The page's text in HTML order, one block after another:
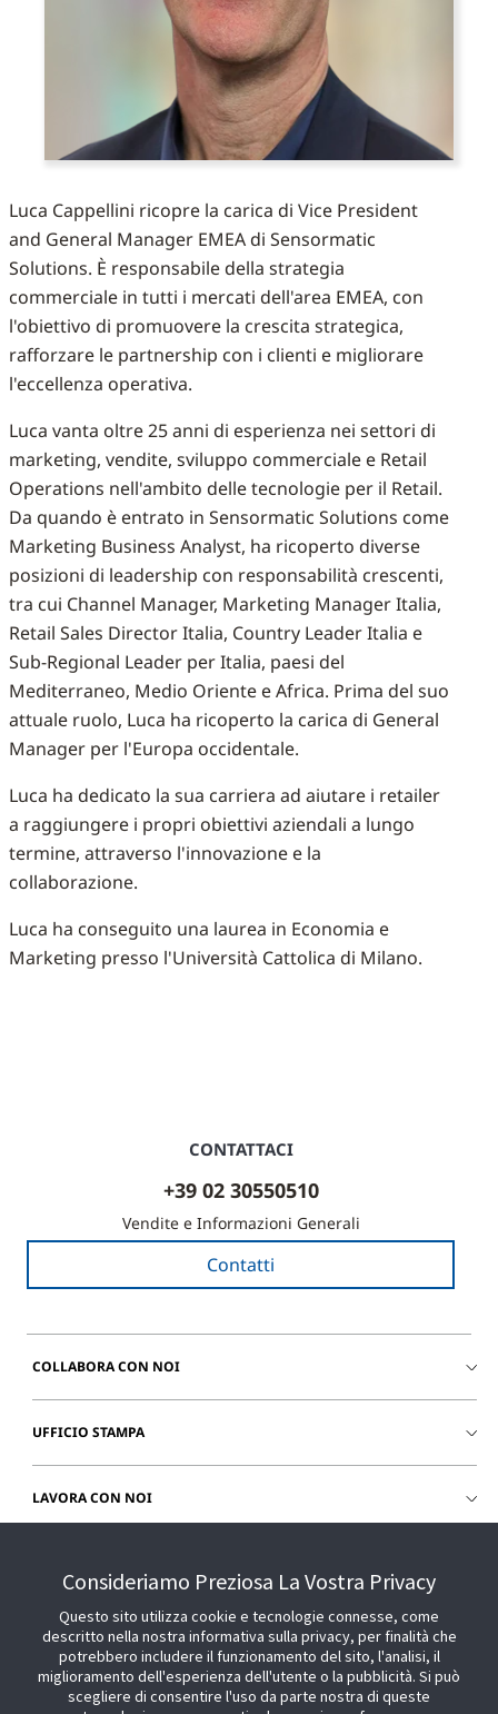
Luca Cappellini ricopre la carica di Vice President
and General Manager EMEA di Sensormatic
Solutions. È responsabile della strategia
commerciale in tutti i mercati dell'area EMEA, con
l'obiettivo di promuovere la crescita strategica,
rafforzare le partnership con i clienti e migliorare
l'eccellenza operativa.
Luca vanta oltre 25 anni di esperienza nei settori di
marketing, vendite, sviluppo commerciale e Retail
Operations nell'ambito delle tecnologie per il Retail.
Da quando è entrato in Sensormatic Solutions come
Marketing Business Analyst, ha ricoperto diverse
posizioni di leadership con responsabilità crescenti,
tra cui Channel Manager, Marketing Manager Italia,
Retail Sales Director Italia, Country Leader Italia e
Sub-Regional Leader per Italia, paesi del
Mediterraneo, Medio Oriente e Africa. Prima del suo
attuale ruolo, Luca ha ricoperto la carica di General
Manager per l'Europa occidentale.
Luca ha dedicato la sua carriera ad aiutare i retailer
a raggiungere i propri obiettivi aziendali a lungo
termine, attraverso l'innovazione e la
collaborazione.
Luca ha conseguito una laurea in Economia e
Marketing presso l'Università Cattolica di Milano.
CONTATTACI
+39 02 30550510
Vendite e Informazioni Generali
Contatti
COLLABORA CON NOI
UFFICIO STAMPA
LAVORA CON NOI
Consideriamo Preziosa La Vostra Privacy
Questo sito utilizza cookie e tecnologie connesse, come
descritto nella nostra informativa sulla privacy, per finalità che
potrebbero includere il funzionamento del sito, l'analisi, il
miglioramento dell'esperienza dell'utente o la pubblicità. Si può
scegliere di consentire l'uso da parte nostra di queste